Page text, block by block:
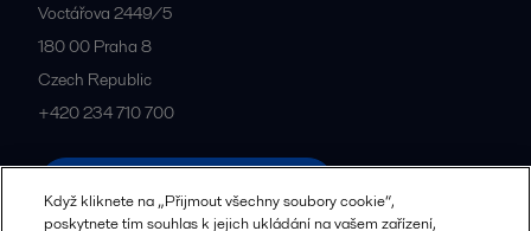
Voctářova 2449/5
180 00 Praha 8
Czech Republic
+420 234 710 700
Když kliknete na „Přijmout všechny soubory cookie“,
poskytnete tím souhlas k jejich ukládání na vašem zařízení,